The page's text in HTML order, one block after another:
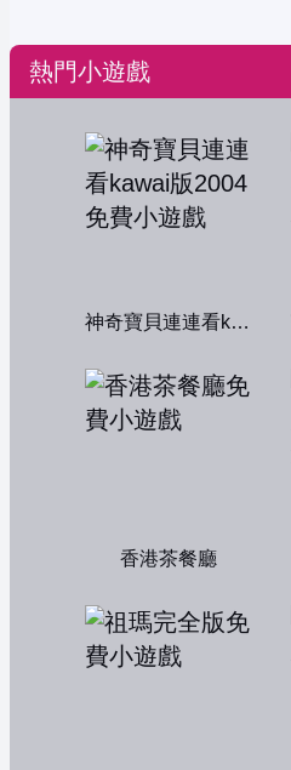
熱門小遊戲
神奇寶貝連連看kawai版2004
香港茶餐廳